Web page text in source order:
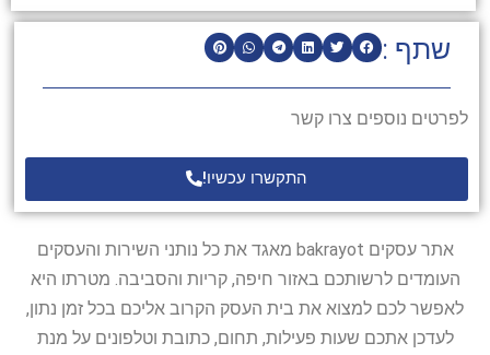
שתף :
לפרטים נוספים צרו קשר
התקשרו עכשיו!
אתר עסקים bakrayot מאגד את כל נותני השירות והעסקים
העומדים לרשותכם באזור חיפה, קריות והסביבה. מטרתו היא
לאפשר לכם למצוא את בית העסק הקרוב אליכם בכל זמן נתון,
לעדכן אתכם שעות פעילות, תחום, כתובת וטלפונים על מנת